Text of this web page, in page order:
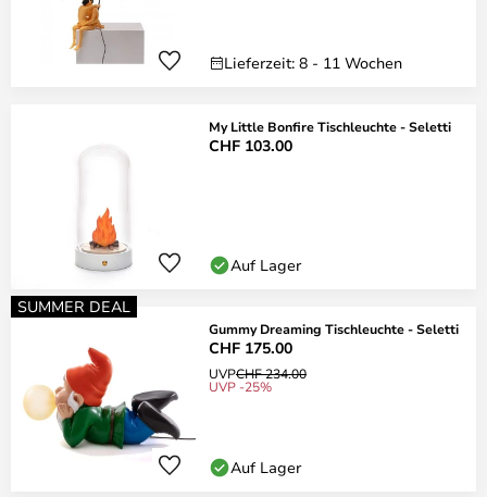
Lieferzeit: 8 - 11 Wochen
My Little Bonfire Tischleuchte - Seletti
CHF 103.00
Auf Lager
SUMMER DEAL
Gummy Dreaming Tischleuchte - Seletti
CHF 175.00
UVPCHF 234.00
UVP -25%
Auf Lager